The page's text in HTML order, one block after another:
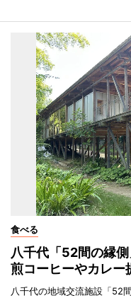
食べる
八千代「52間の縁
煎コーヒーやカレー
八千代の地域交流施設「52